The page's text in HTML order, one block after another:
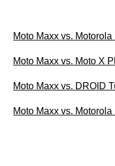
Moto Maxx vs. Motorola
Moto Maxx vs. Moto X
Moto Maxx vs. DROID
Moto Maxx vs. Motorola